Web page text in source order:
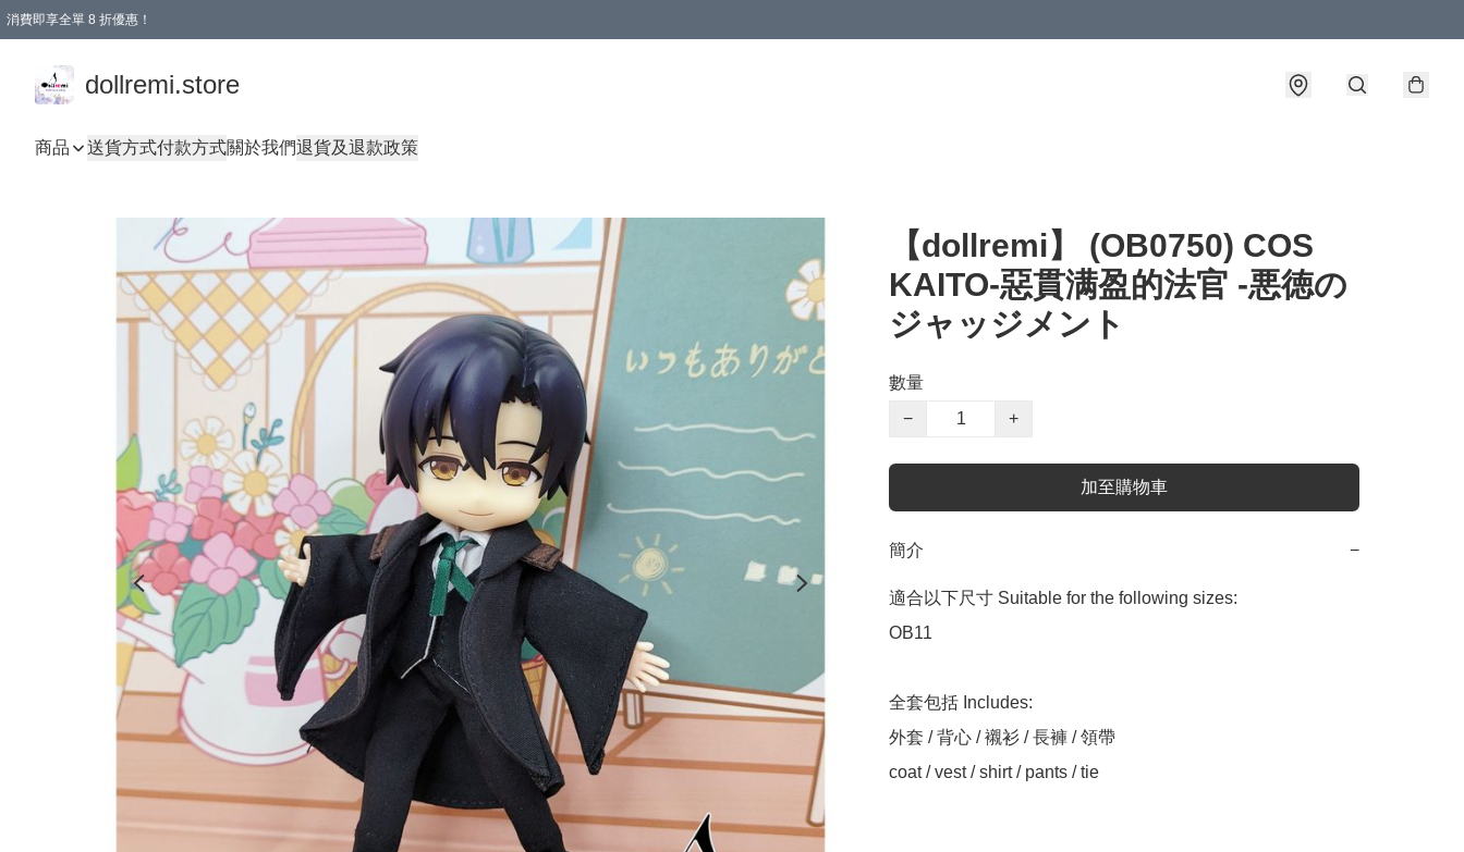
消費即享全單 8 折優惠！
dollremi.store
商品 送貨方式付款方式關於我們退貨及退款政策
【dollremi】 (OB0750) COS
KAITO-惡貫满盈的法官 -悪徳の
ジャッジメント
數量
−
+
加至購物車
簡介 −
適合以下尺寸 Suitable for the following sizes:
OB11
全套包括 Includes:
外套 / 背心 / 襯衫 / 長褲 / 領帶
coat / vest / shirt / pants / tie